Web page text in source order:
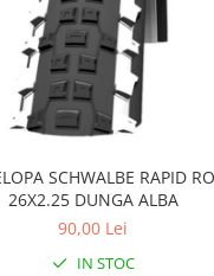
SCHWALBE RAPID
26X2.25 DUNGA ALBA
90,00 Lei
IN STOC